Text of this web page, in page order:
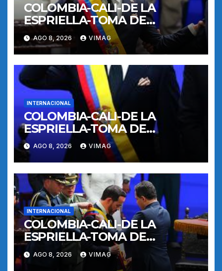
COLOMBIA-CALI-DE LA
ESPRIELLA-TOMA DE
POSESION
AGO 8, 2026 VIMAG
INTERNACIONAL
COLOMBIA-CALI-DE LA
ESPRIELLA-TOMA DE
POSESION
AGO 8, 2026 VIMAG
INTERNACIONAL
COLOMBIA-CALI-DE LA
ESPRIELLA-TOMA DE
POSESION
AGO 8, 2026 VIMAG